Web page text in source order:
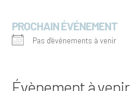
PROCHAIN ÉVÉNEMENT
Pas d'événements à venir
Évènement à venir